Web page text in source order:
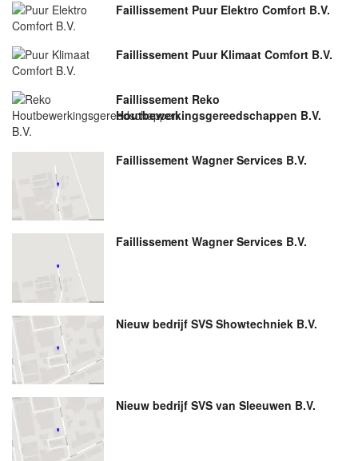
Faillissement Puur Elektro Comfort B.V.
Faillissement Puur Klimaat Comfort B.V.
Faillissement Reko
Houtbewerkingsgereedschappen B.V.
Faillissement Wagner Services B.V.
Faillissement Wagner Services B.V.
Nieuw bedrijf SVS Showtechniek B.V.
Nieuw bedrijf SVS van Sleeuwen B.V.